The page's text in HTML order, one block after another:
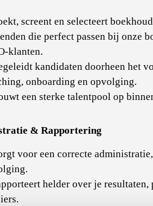
screent en selecteert
die perfect passen bij onze
klanten.
kandidaten doorheen het
onboarding en opvolging.
een sterke talentpool op
& Rapportering
voor een correcte
helder over je resultaten,